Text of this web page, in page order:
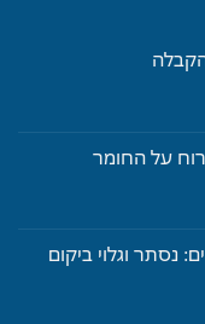
על החומר
נסתר וגלוי ביקום